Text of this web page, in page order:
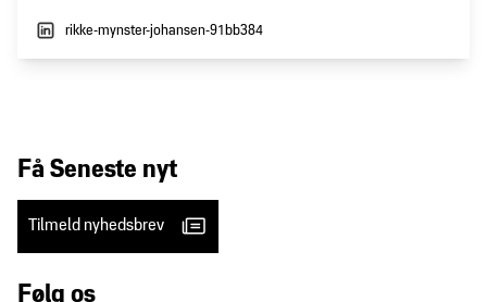
rikke-mynster-johansen-91bb384
Få Seneste nyt
Tilmeld nyhedsbrev
Følg os